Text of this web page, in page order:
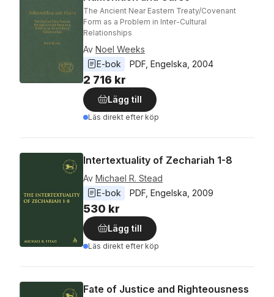
The Ancient Near Eastern Treaty/Covenant
Form as a Problem in Inter-Cultural
Relationships
Av Noel Weeks
E-bok
PDF Engelska 2004
2 716 kr
Lägg till
Läs direkt efter köp
Intertextuality of Zechariah 1-8
Av Michael R. Stead
E-bok
PDF Engelska 2009
530 kr
Lägg till
Läs direkt efter köp
Fate of Justice and Righteousness